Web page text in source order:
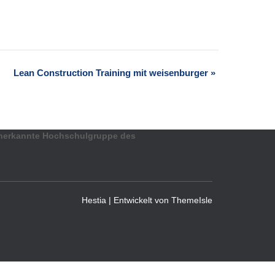
Lean Construction Training mit weisenburger »
Hochschulgruppe des
Hestia | Entwickelt von ThemeIsle